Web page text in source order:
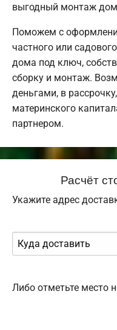
выгодный монтаж
Поможем с
частного или
дома под ключ,
сборку и монтаж.
деньгами, в
материнского
партнером.
Расчёт
Укажите адрес
Либо отметьте место